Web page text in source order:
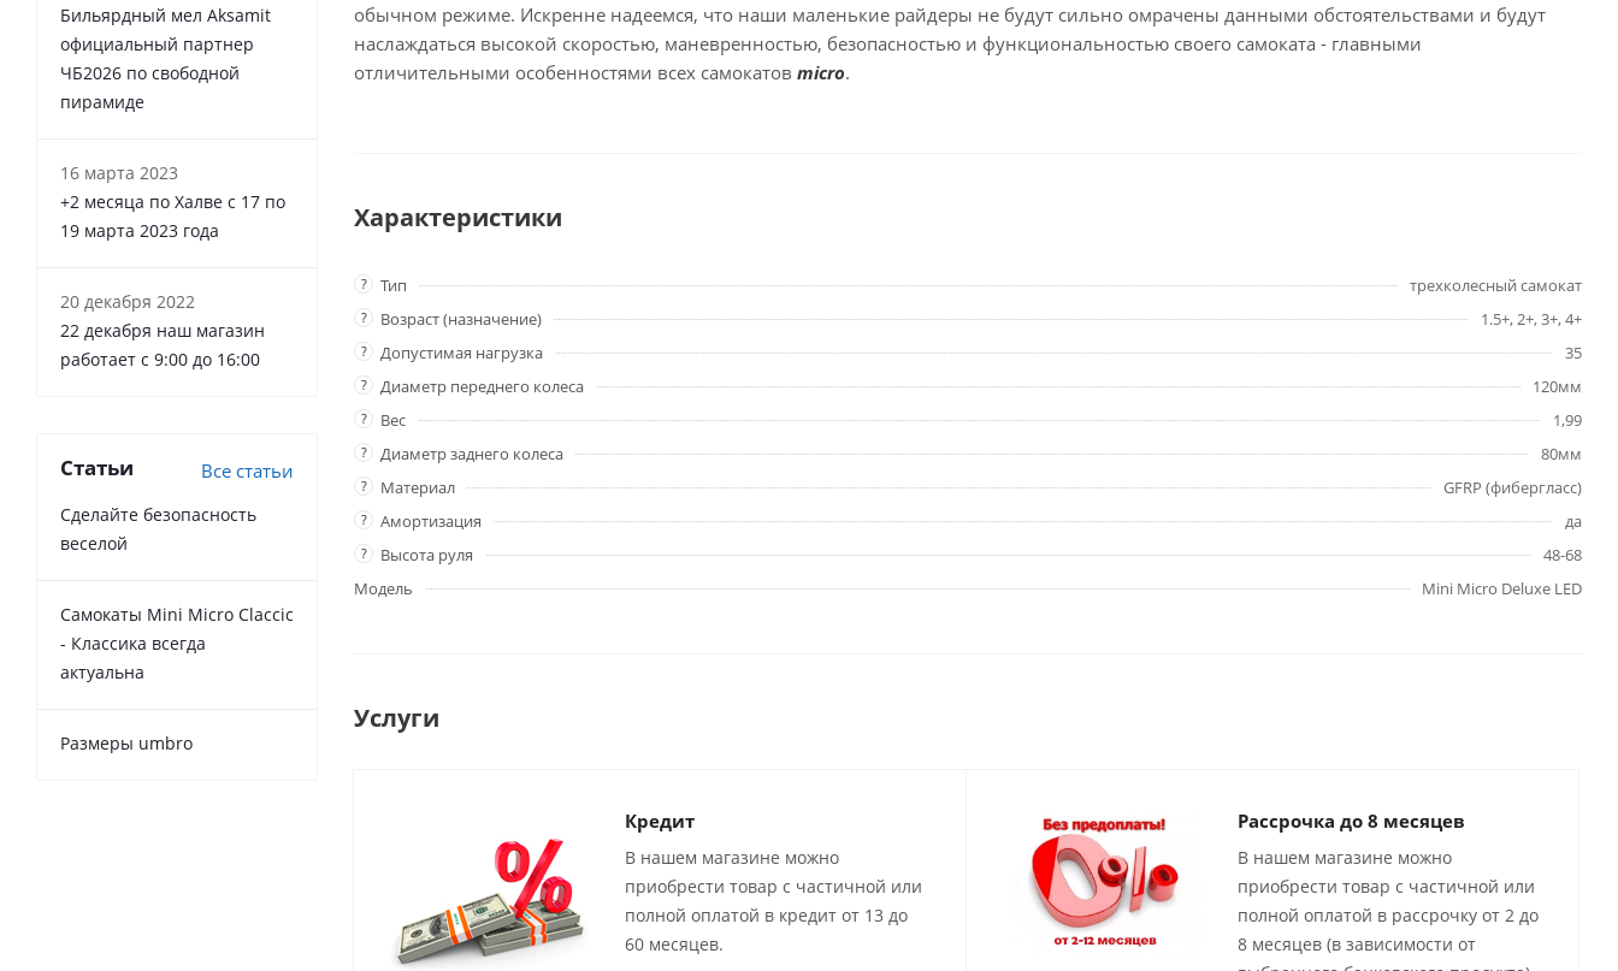
обычном режиме. Искренне надеемся, что наши маленькие райдеры не будут сильно омрачены данными обстоятельствами и будут
наслаждаться высокой скоростью, маневренностью, безопасностью и функциональностью своего самоката - главными
отличительными особенностями всех самокатов micro.
Характеристики
? Тип трехколесный самокат
? Возраст (назначение) 1.5+, 2+, 3+, 4+
? Допустимая нагрузка 35
? Диаметр переднего колеса 120мм
? Вес 1,99
? Диаметр заднего колеса 80мм
? Материал GFRP (фибергласс)
? Амортизация да
? Высота руля
48-68
Модель
Mini Micro Deluxe LED
Услуги
Кредит
В нашем магазине можно
приобрести товар с частичной или
полной оплатой в кредит от 13 до
60 месяцев.
Рассрочка до 8 месяцев
В нашем магазине можно
приобрести товар с частичной или
полной оплатой в рассрочку от 2 до
8 месяцев (в зависимости от
Бильярдный мел Aksamit
официальный партнер
ЧБ2026 по свободной
пирамиде
16 марта 2023
+2 месяца по Халве с 17 по
19 марта 2023 года
20 декабря 2022
22 декабря наш магазин
работает с 9:00 до 16:00
Статьи Все статьи
Сделайте безопасность
веселой
Самокаты Mini Micro Claccic
- Классика всегда
актуальна
Размеры umbro